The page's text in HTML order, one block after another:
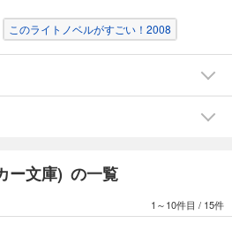
このライトノベルがすごい！2008
ー文庫) の一覧
1～10件目 / 15件